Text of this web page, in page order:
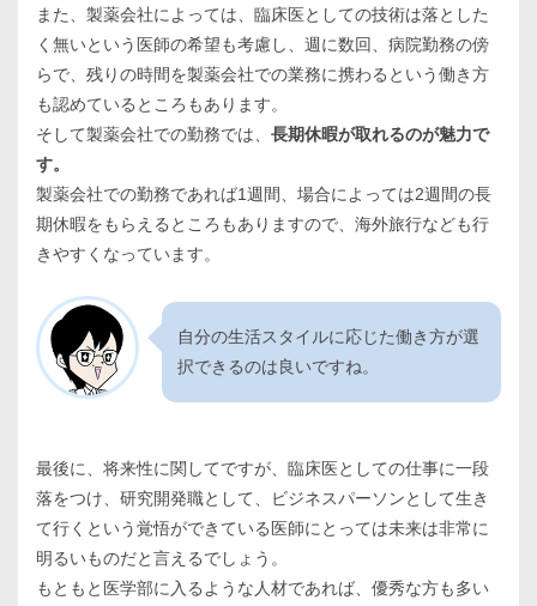
また、製薬会社によっては、臨床医としての技術は落とした
く無いという医師の希望も考慮し、週に数回、病院勤務の傍
らで、残りの時間を製薬会社での業務に携わるという働き方
も認めているところもあります。
そして製薬会社での勤務では、 長期休暇が取れるのが魅力で
す。
製薬会社での勤務であれば1週間、場合によっては2週間の長
期休暇をもらえるところもありますので、海外旅行なども行
きやすくなっています。
自分の生活スタイルに応じた働き方が選
択できるのは良いですね。
最後に、将来性に関してですが、臨床医としての仕事に一段
落をつけ、研究開発職として、ビジネスパーソンとして生き
て行くという覚悟ができている医師にとっては未来は非常に
明るいものだと言えるでしょう。
もともと医学部に入るような人材であれば、優秀な方も多い